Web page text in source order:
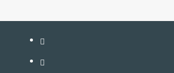
หน้า
แรก
สมัคร